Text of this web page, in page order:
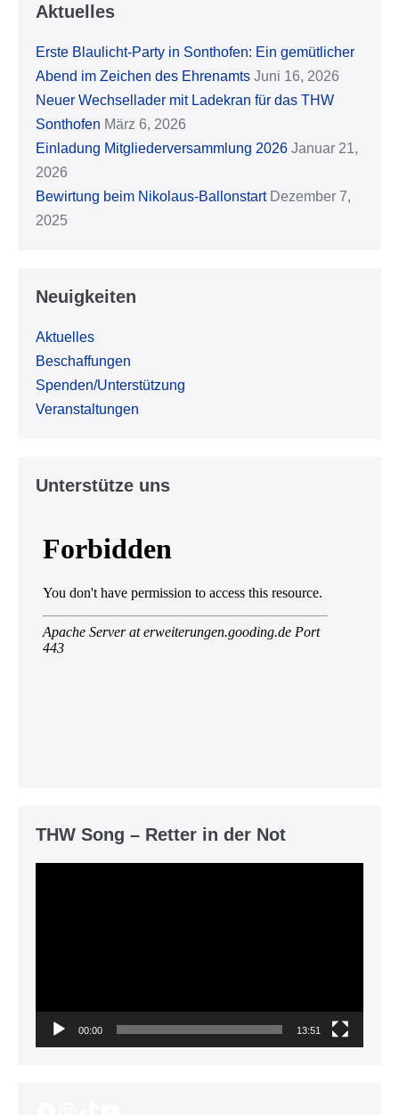
Aktuelles
Erste Blaulicht-Party in Sonthofen: Ein gemütlicher
Abend im Zeichen des Ehrenamts Juni 16, 2026
Neuer Wechsellader mit Ladekran für das THW
Sonthofen März 6, 2026
Einladung Mitgliederversammlung 2026 Januar 21,
2026
Bewirtung beim Nikolaus-Ballonstart Dezember 7,
2025
Neuigkeiten
Aktuelles
Beschaffungen
Spenden/Unterstützung
Veranstaltungen
Unterstütze uns
THW Song – Retter in der Not
00:00 13:51